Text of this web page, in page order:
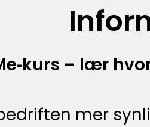
– lær
mer